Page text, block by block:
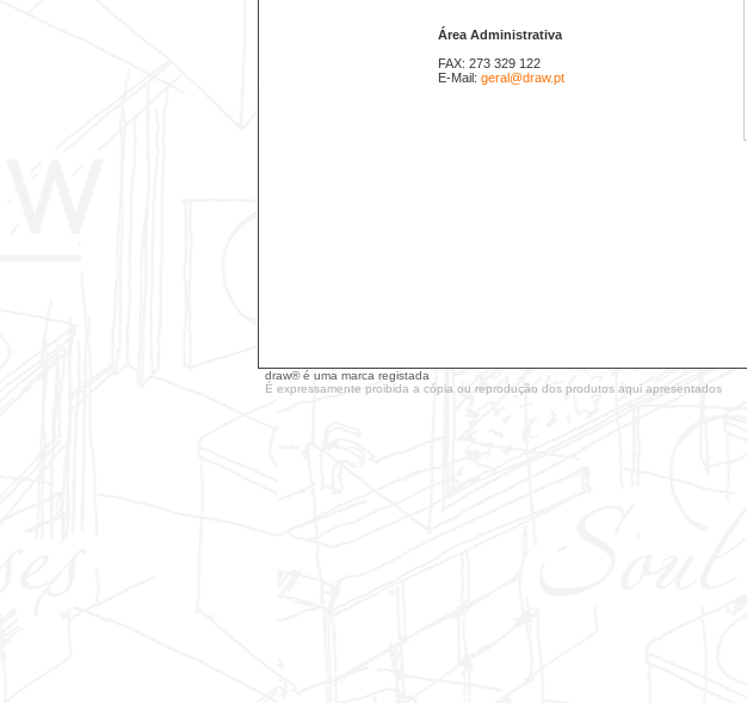
Área Administrativa
FAX: 273 329 122
E-Mail: geral@draw.pt
draw® é uma marca registada
É expressamente proibida a cópia ou reprodução dos produtos aqui apresentados